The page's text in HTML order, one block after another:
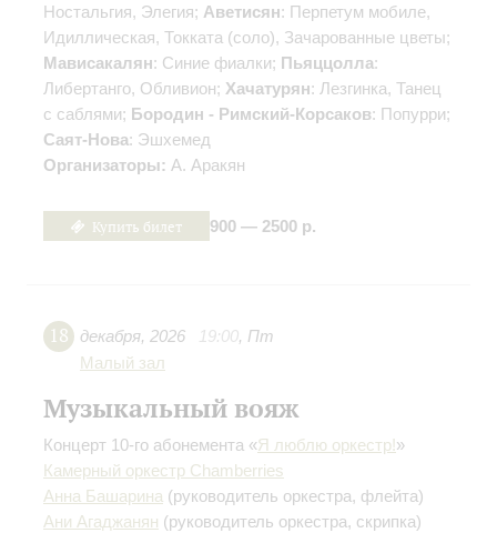
Ностальгия, Элегия; Аветисян: Перпетум мобиле,
Идиллическая, Токката (соло), Зачарованные цветы;
Мависакалян: Синие фиалки; Пьяццолла:
Либертанго, Обливион; Хачатурян: Лезгинка, Танец
с саблями; Бородин - Римский-Корсаков: Попурри;
Саят-Нова: Эшхемед
Организаторы: А. Аракян
Купить билет 900 — 2500 р.
18 декабря, 2026 19:00, Пт
Малый зал
Музыкальный вояж
Концерт 10-го абонемента «Я люблю оркестр!»
Камерный оркестр Chamberries
Анна Башарина (руководитель оркестра, флейта)
Ани Агаджанян (руководитель оркестра, скрипка)